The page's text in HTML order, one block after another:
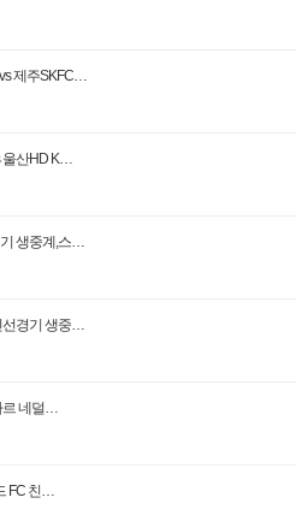
제주SKFC…
울산HD K…
기 생중계,스…
선경기 생중…
르 네덜…
FC 친…